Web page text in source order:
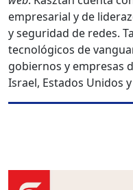
empresarial y de
y seguridad de redes.
tecnológicos de
gobiernos y empresas
Israel, Estados Unidos y